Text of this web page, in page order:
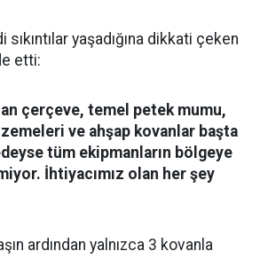
yaşadığına dikkati çeken
etti:
çerçeve, temel petek mumu,
ve ahşap kovanlar başta
tüm ekipmanların bölgeye
İhtiyacımız olan her şey
ardından yalnızca 3 kovanla